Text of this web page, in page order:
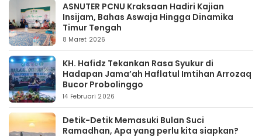
ASNUTER PCNU Kraksaan Hadiri Kajian
Insijam, Bahas Aswaja Hingga Dinamika
Timur Tengah
8 Maret 2026
KH. Hafidz Tekankan Rasa Syukur di
Hadapan Jama’ah Haflatul Imtihan Arrozaq
Bucor Probolinggo
14 Februari 2026
Detik-Detik Memasuki Bulan Suci
Ramadhan, Apa yang perlu kita siapkan?